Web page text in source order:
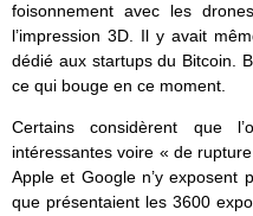
foisonnement avec les
l’impression 3D. Il y avait
dédié aux startups du Bitcoin.
ce qui bouge en ce moment.
Certains considèrent que
intéressantes voire « de
Apple et Google n’y exposent
que présentaient les 3600